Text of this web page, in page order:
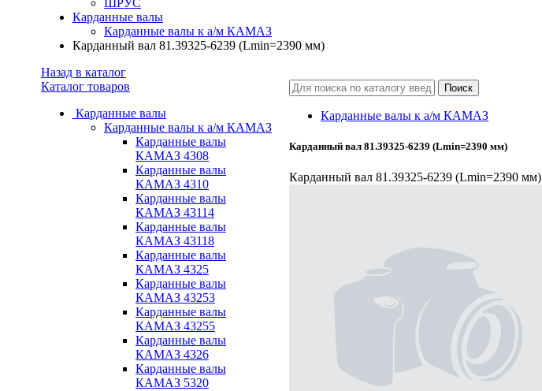
ШРУС
Карданные валы
Карданные валы к а/м КАМАЗ
Карданный вал 81.39325-6239 (Lmin=2390 мм)
Назад в каталог
Каталог товаров
Карданные валы
Карданные валы к а/м КАМАЗ
Карданные валы
КАМАЗ 4308
Карданные валы
КАМАЗ 4310
Карданные валы
КАМАЗ 43114
Карданные валы
КАМАЗ 43118
Карданные валы
КАМАЗ 4325
Карданные валы
КАМАЗ 43253
Карданные валы
КАМАЗ 43255
Карданные валы
КАМАЗ 4326
Карданные валы
КАМАЗ 5320
Карданные валы к а/м КАМАЗ
Карданный вал 81.39325-6239 (Lmin=2390 мм)
Карданный вал 81.39325-6239 (Lmin=2390 мм)